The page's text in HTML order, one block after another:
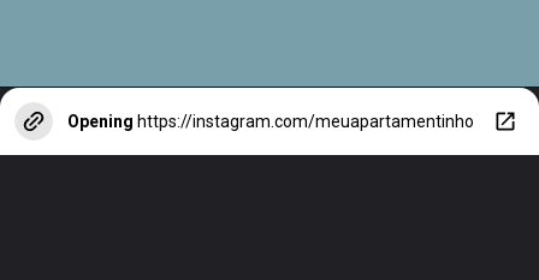
Opening https://instagram.com/meuapartamentinho